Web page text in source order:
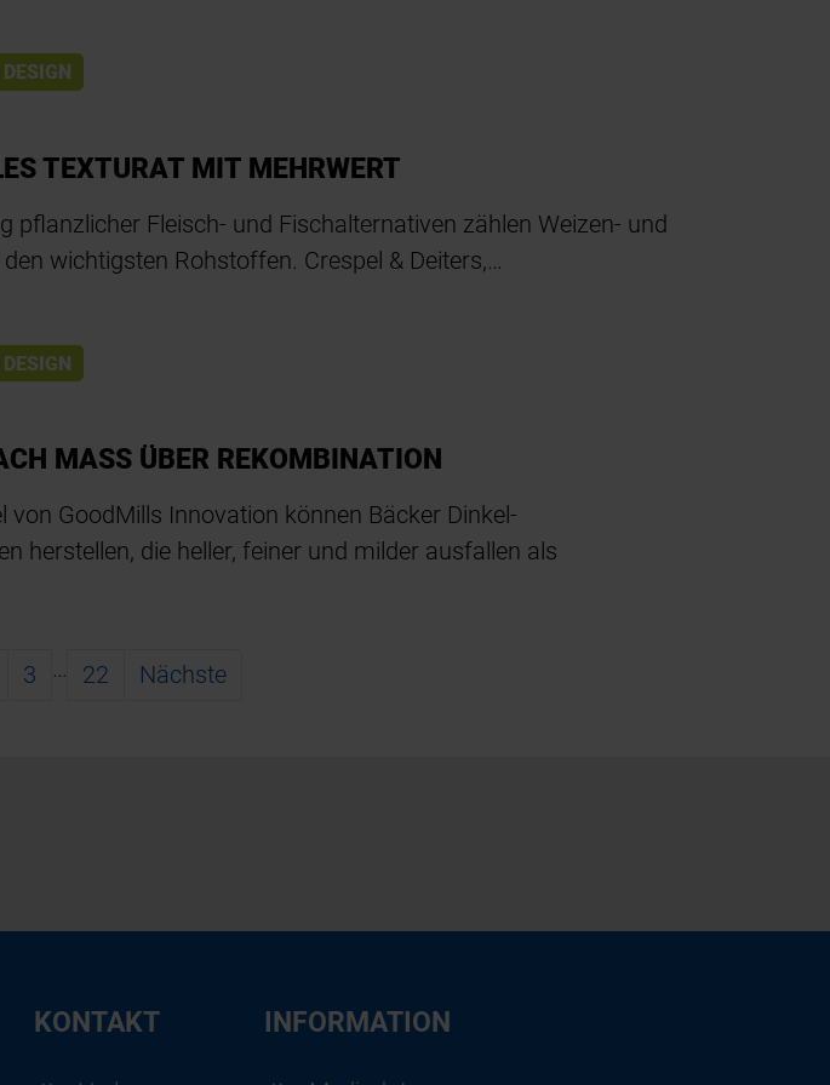
TEXTURAT MIT MEHRWERT
pflanzlicher Fleisch- und Fischalternativen zählen Weizen- und
wichtigsten Rohstoffen. Crespel & Deiters,…
MASS ÜBER REKOMBINATION
von GoodMills Innovation können Bäcker Dinkel-
herstellen, die heller, feiner und milder ausfallen als
3 … 22 Nächste
KONTAKT INFORMATION